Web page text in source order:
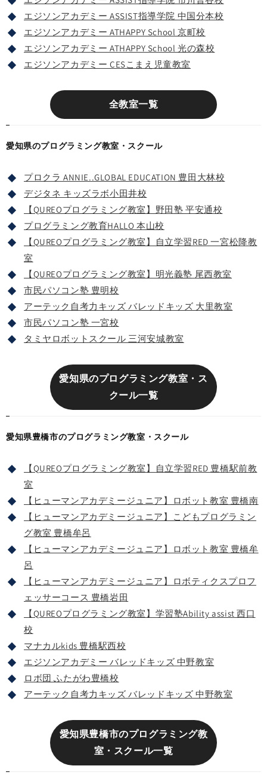
エジソンアカデミー ASSIST指導学院 中国分本校
エジソンアカデミー ATHAPPY School 京町校
エジソンアカデミー ATHAPPY School 光の森校
エジソンアカデミー CESこまえ児童教室
全教室一覧
愛知県のプログラミング教室・スクール
プロクラ ANNIE..GLOBAL EDUCATION 豊田大林校
デジタネ キッズラボ小田井校
【QUREOプログラミング教室】野田塾 平安通校
プログラミング教育HALLO 本山校
【QUREOプログラミング教室】自立学習RED 一宮松降教
室
【QUREOプログラミング教室】明光義塾 尾西教室
市民パソコン塾 豊明校
アーテック自考力キッズ バレッドキッズ 大里教室
市民パソコン塾 一宮校
タミヤロボットスクール 三河安城教室
愛知県のプログラミング教室・ス
クール一覧
愛知県豊橋市のプログラミング教室・スクール
【QUREOプログラミング教室】自立学習RED 豊橋駅前教
室
【ヒューマンアカデミージュニア】ロボット教室 豊橋南
【ヒューマンアカデミージュニア】こどもプログラミン
グ教室 豊橋牟呂
【ヒューマンアカデミージュニア】ロボット教室 豊橋牟
呂
【ヒューマンアカデミージュニア】ロボティクスプロフ
ェッサーコース 豊橋岩田
【QUREOプログラミング教室】学習塾Ability assist 西口
校
マナカルkids 豊橋駅西校
エジソンアカデミー バレッドキッズ 中野教室
ロボ団 ふたがわ豊橋校
アーテック自考力キッズ バレッドキッズ 中野教室
愛知県豊橋市のプログラミング教
室・スクール一覧